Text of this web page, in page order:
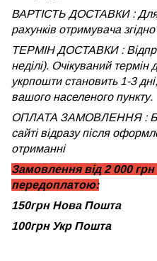
ВАРТІСТЬ ДОСТАВКИ : Для
рахунків отримувача
ТЕРМІН ДОСТАВКИ :
неділі). Очікуваний термін
укрпошти становить 1-3
вашого населеного пункту.
ОПЛАТА ЗАМОВЛЕННЯ :
сайті відразу після
отриманні
Замовлення від 2 000
передоплатою:
150грн Нова Пошта
100грн Укр Пошта